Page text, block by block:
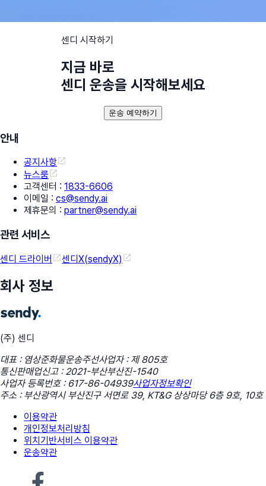
센디 시작하기
지금 바로
센디 운송을 시작해보세요
운송 예약하기
안내
공지사항
뉴스룸
고객센터 : 1833-6606
이메일 : cs@sendy.ai
제휴문의 : partner@sendy.ai
관련 서비스
센디 드라이버 센디X(sendyX)
회사 정보
(주) 센디
대표 : 염상준화물운송주선사업자 : 제 805호
통신판매업신고 : 2021-부산부산진-1540
사업자 등록번호 : 617-86-04939사업자정보확인
주소 : 부산광역시 부산진구 서면로 39, KT&G 상상마당 6층 9호, 10호
이용약관
개인정보처리방침
위치기반서비스 이용약관
운송약관